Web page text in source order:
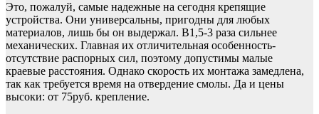
Это, пожалуй, самые надежные на сегодня крепящие
устройства. Они универсальны, пригодны для любых
материалов, лишь бы он выдержал. В1,5-3 раза сильнее
механических. Главная их отличительная особенность-
отсутствие распорных сил, поэтому допустимы малые
краевые расстояния. Однако скорость их монтажа замедлена,
так как требуется время на отвердение смолы. Да и цены
высоки: от 75руб. крепление.